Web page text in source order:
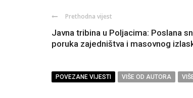
Prethodna vijest
Javna tribina u Poljacima: Poslana
poruka zajedništva i masovnog
POVEZANE VIJESTI VIŠE OD AUTORA